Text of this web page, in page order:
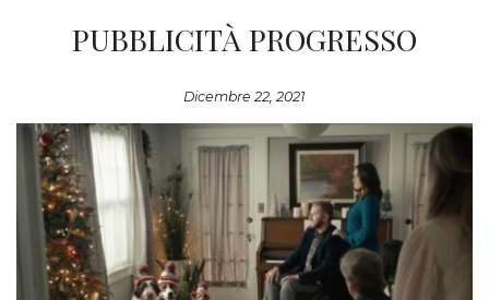
PUBBLICITÀ PROGRESSO
Dicembre 22, 2021